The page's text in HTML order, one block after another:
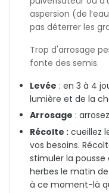
aspersion (de
pas déterrer les
Trop d'arrosage
fonte des semis.
Levée : en 3 à 4
lumière et de la
Arrosage :
Récolte : cueillez
vos besoins.
stimuler la pousse
herbes le matin
à ce moment-là